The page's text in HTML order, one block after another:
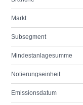
Markt
Subsegment
Mindestanlagesumme
Notierungseinheit
Emissionsdatum